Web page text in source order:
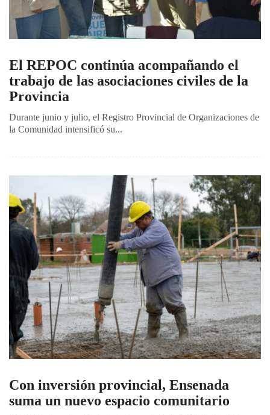
El REPOC continúa acompañando el
trabajo de las asociaciones civiles de la
Provincia
Durante junio y julio, el Registro Provincial de Organizaciones de
la Comunidad intensificó su...
Con inversión provincial, Ensenada
suma un nuevo espacio comunitario